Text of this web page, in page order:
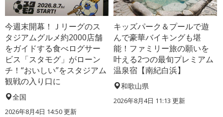
今週末開幕！Ｊリーグのス
タジアムグルメ約2000店舗
をガイドする食べログサー
ビス「スタモグ」がローン
チ！“おいしい”をスタジアム
観戦の入り口に
全国
2026年8月4日 14:50更新
キッズパーク＆プールで遊
んで豪華バイキングも堪
能！ファミリー旅の願いを
叶える2つの最旬プレミアム
温泉宿【南紀白浜】
和歌山県
2026年8月4日 11:13 更新